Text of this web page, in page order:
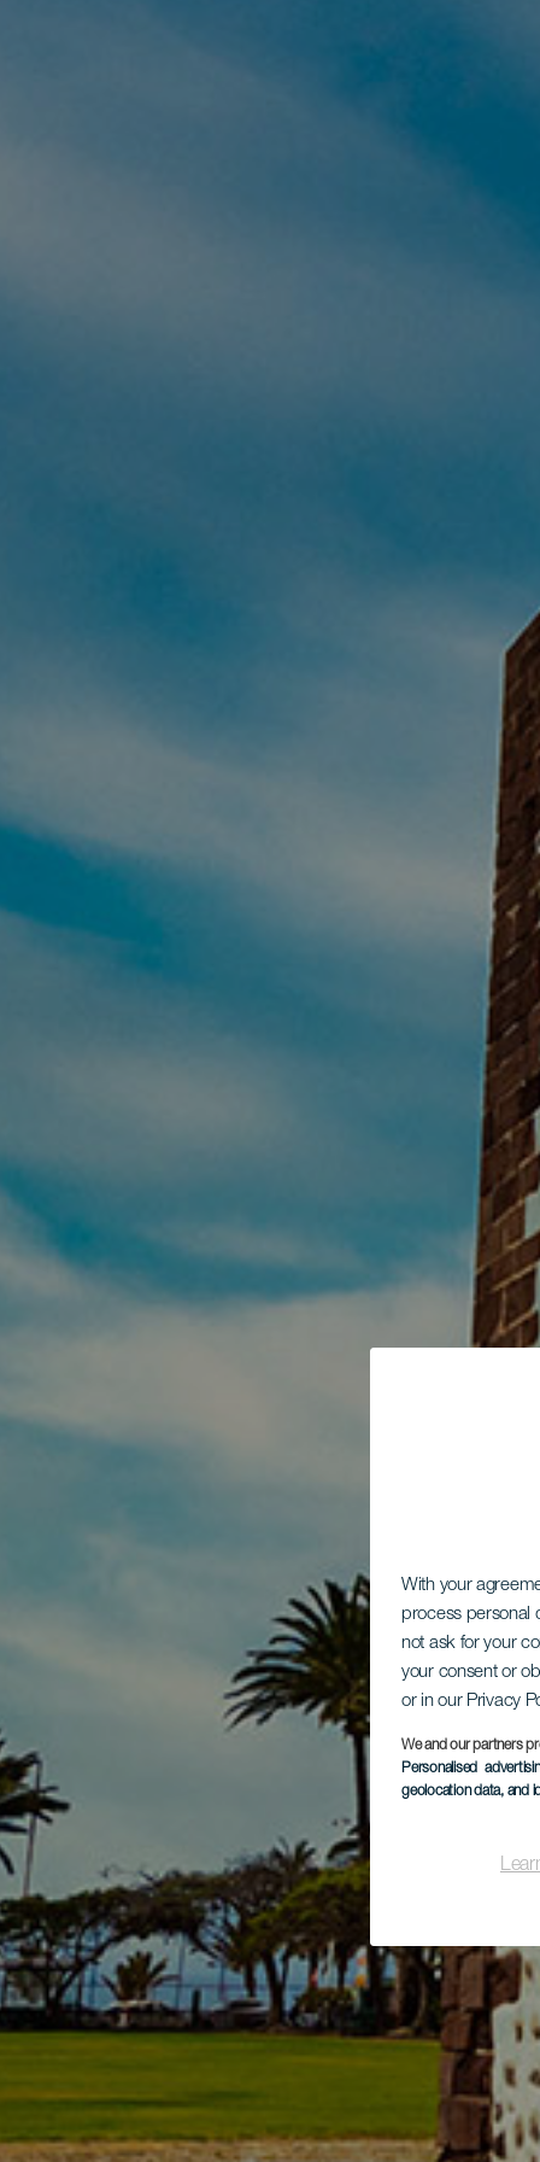
With your
process personal
not ask for your
your consent or
or in our Privacy
We and our partners
Personalised
geolocation data, and